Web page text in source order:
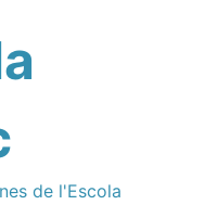
de l'Escola